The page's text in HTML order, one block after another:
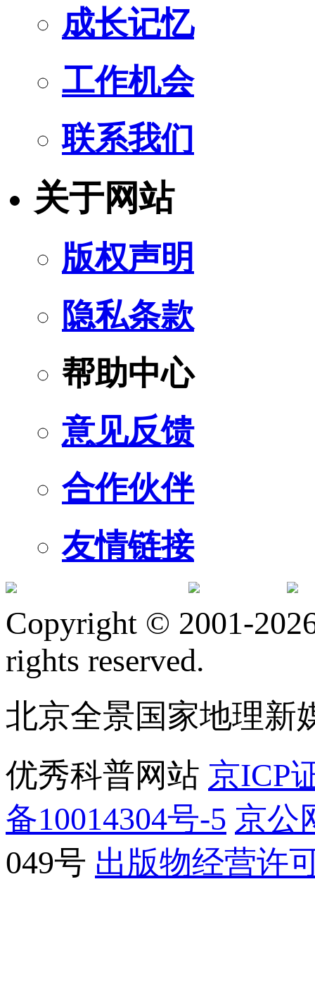
成长记忆
工作机会
联系我们
关于网站
版权声明
隐私条款
帮助中心
意见反馈
合作伙伴
友情链接
Copyright © 2001-
rights reserved.
北京全景国家地理新
优秀科普网站 京ICP
备10014304号-5 京公
049号 出版物经营许